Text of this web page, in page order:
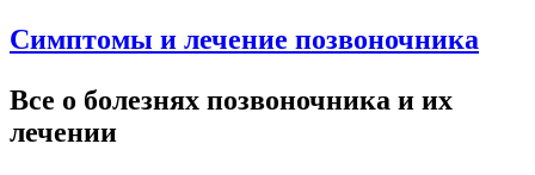
Симптомы и лечение позвоночника
Все о болезнях позвоночника и их
лечении